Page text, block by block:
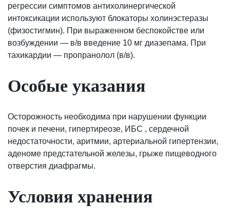
регрессии симптомов антихолинергической
интоксикации используют блокаторы холинэстеразы
(физостигмин). При выраженном беспокойстве или
возбуждении — в/в введение 10 мг диазепама. При
тахикардии — пропранолол (в/в).
Особые указания
Осторожность необходима при нарушении функции
почек и печени, гипертиреозе, ИБС , сердечной
недостаточности, аритмии, артериальной гипертензии,
аденоме предстательной железы, грыже пищеводного
отверстия диафрагмы.
Условия хранения